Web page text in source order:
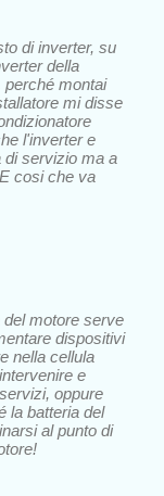
di inverter, su
della
perché montai
mi disse
l'inverter e
di servizio ma a
cosi che va
motore serve
dispositivi
nella cellula
e
oppure
la batteria del
al punto di